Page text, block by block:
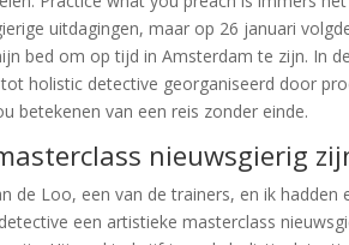
uitdagingen, maar op 26 januari
bed om op tijd in Amsterdam te zijn. In
holistic detective georganiseerd door
betekenen van een reis zonder einde.
nieuwsgierig
de Loo, een van de trainers, en ik
een artistieke masterclass